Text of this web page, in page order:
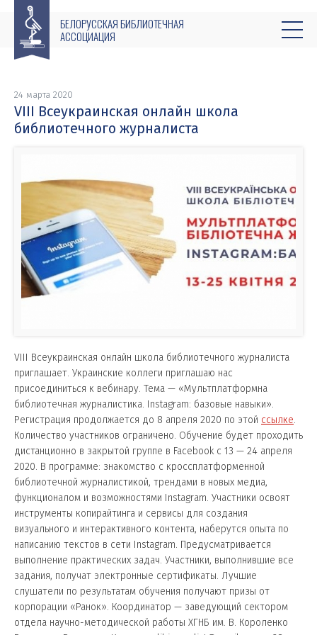
БЕЛОРУССКАЯ БИБЛИОТЕЧНАЯ
АССОЦИАЦИЯ
24 марта 2020
VIII Всеукраинская онлайн школа
библиотечного журналиста
VIII Всеукраинская онлайн школа библиотечного журналиста
приглашает. Украинские коллеги приглашаю нас
присоединиться к вебинару. Тема — «Мультплатформна
библиотечная журналистика. Instagram: базовые навыки».
Регистрация продолжается до 8 апреля 2020 по этой ссылке.
Количество участников ограничено. Обучение будет проходить
дистанционно в закрытой группе в Facebook с 13 — 24 апреля
2020. В программе: знакомство с кроссплатформенной
библиотечной журналистикой, трендами в новых медиа,
функционалом и возможностями Instagram. Участники освоят
инструменты копирайтинга и сервисы для создания
визуального и интерактивного контента, наберутся опыта по
написанию текстов в сети Instagram. Предусматривается
выполнение практических задач. Участники, выполнившие все
задания, получат электронные сертификаты. Лучшие
слушатели по результатам обучения получают призы от
корпорации «Ранок». Координатор — заведующий сектором
отдела научно-методической работы ХГНБ им. В. Короленко